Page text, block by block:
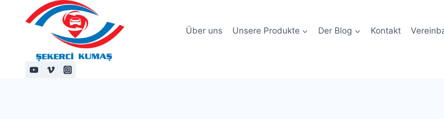
Über uns Unsere Produkte Der Blog Kontakt